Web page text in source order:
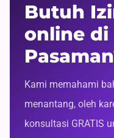
Butuh
online di
Kami memahami
menantang, oleh
konsultasi GRATIS